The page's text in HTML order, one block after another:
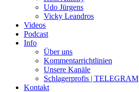
Udo Jürgens
Vicky Leandros
Videos
Podcast
Info
Über uns
Kommentarrichtlinien
Unsere Kanäle
Schlagerprofis | TELEGRAM
Kontakt